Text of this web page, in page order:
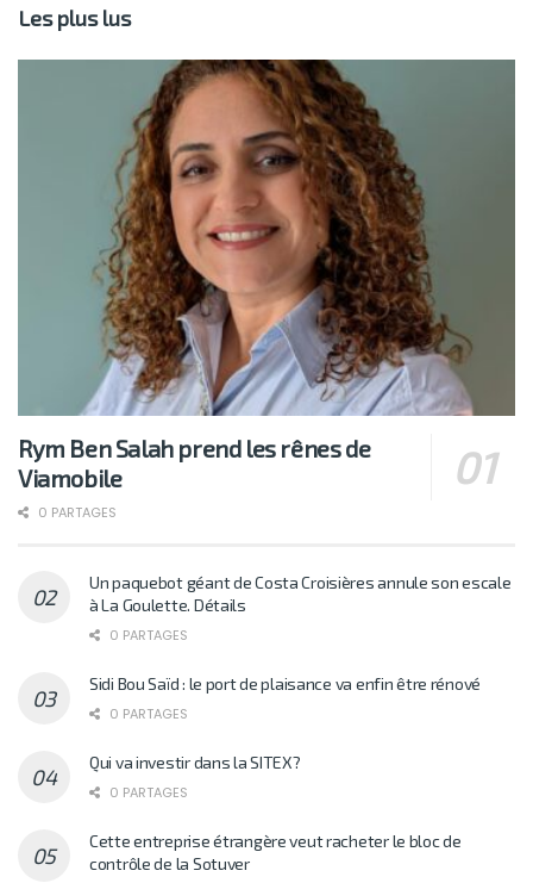
Les plus lus
Rym Ben Salah prend les rênes de
Viamobile
0 PARTAGES
Un paquebot géant de Costa Croisières annule son escale
à La Goulette. Détails
0 PARTAGES
Sidi Bou Saïd : le port de plaisance va enfin être rénové
0 PARTAGES
Qui va investir dans la SITEX?
0 PARTAGES
Cette entreprise étrangère veut racheter le bloc de
contrôle de la Sotuver